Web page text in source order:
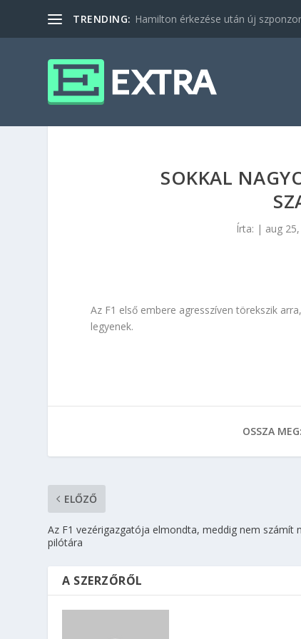
TRENDING: Hamilton érkezése után új
SOKKAL
Írta: | aug
Az F1 első embere agresszíven törekszik
legyenek.
OSSZA MEG:
ELŐZŐ
Az F1 vezérigazgatója elmondta, meddig nem számít
pilótára
A SZERZŐRŐL